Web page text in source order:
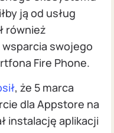
ją od usług
również
swojego
Fire Phone.
, że 5 marca
dla Appstore na
instalację aplikacji